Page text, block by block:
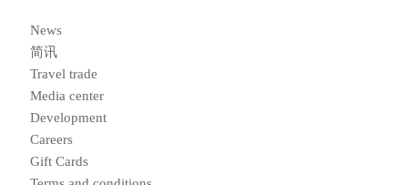
News
简讯
Travel trade
Media center
Development
Careers
Gift Cards